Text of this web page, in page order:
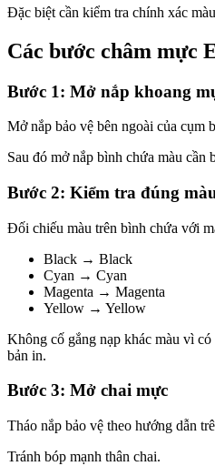
Đặc biệt cần kiểm tra chính xác
Các bước châm mực
Bước 1: Mở nắp khoang
Mở nắp bảo vệ bên ngoài của cụm
Sau đó mở nắp bình chứa màu cần
Bước 2: Kiểm tra đúng
Đối chiếu màu trên bình chứa với
Black → Black
Cyan → Cyan
Magenta → Magenta
Yellow → Yellow
Không cố gắng nạp khác màu vì
bản in.
Bước 3: Mở chai mực
Tháo nắp bảo vệ theo hướng dẫn
Tránh bóp mạnh thân chai.